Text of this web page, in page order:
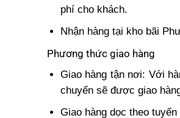
phí cho khách.
Nhận hàng tại kho bãi
Phương thức giao hàng
Giao hàng tận nơi: Với
chuyến sẽ được giao
Giao hàng dọc theo